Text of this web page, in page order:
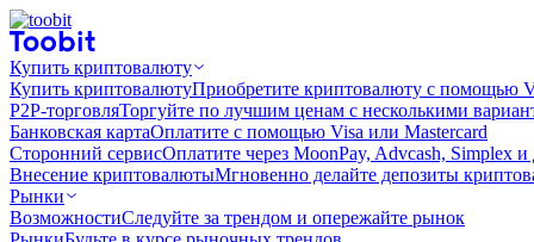
Купить криптовалюту
Купить криптовалютуПриобретите криптовалюту с помощью
P2P-торговляТоргуйте по лучшим ценам с несколькими
Банковская картаОплатите с помощью Visa или Mastercard
Сторонний сервисОплатите через MoonPay, Advcash, Simplex и
Внесение криптовалютыМгновенно делайте депозиты
Рынки
ВозможностиСледуйте за трендом и опережайте рынок